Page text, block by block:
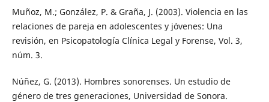
Muñoz, M.; González, P. & Graña, J. (2003). Violencia en las
relaciones de pareja en adolescentes y jóvenes: Una
revisión, en Psicopatología Clínica Legal y Forense, Vol. 3,
núm. 3.
Núñez, G. (2013). Hombres sonorenses. Un estudio de
género de tres generaciones, Universidad de Sonora.